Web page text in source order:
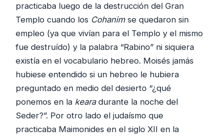
practicaba luego de la destrucción del Gran
Templo cuando los Cohanim se quedaron sin
empleo (ya que vivían para el Templo y el mismo
fue destruído) y la palabra “Rabino” ni siquiera
existía en el vocabulario hebreo. Moisés jamás
hubiese entendido si un hebreo le hubiera
preguntado en medio del desierto “¿qué
ponemos en la kearadurante la noche del
Seder?”. Por otro lado el judaísmo que
practicaba Maimonides en el siglo XII en la